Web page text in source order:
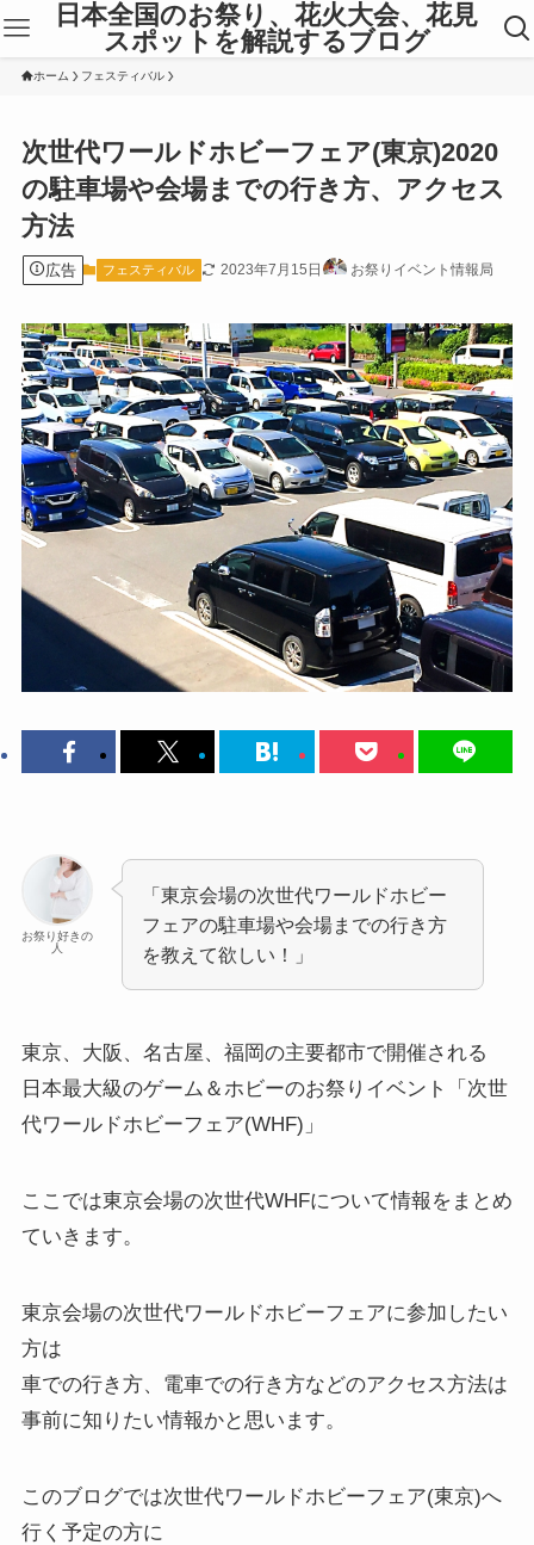
日本全国のお祭り、花火大会、花見
スポットを解説するブログ
ホーム フェスティバル
次世代ワールドホビーフェア(東京)2020
の駐車場や会場までの行き方、アクセス
方法
広告 フェスティバル 2023年7月15日 お祭りイベント情報局
お祭り好きの
人
「東京会場の次世代ワールドホビー
フェアの駐車場や会場までの行き方
を教えて欲しい！」
東京、大阪、名古屋、福岡の主要都市で開催される
日本最大級のゲーム＆ホビーのお祭りイベント
「次世
代ワールドホビーフェア(WHF)」
ここでは東京会場の次世代WHFについて情報をまとめ
ていきます。
東京会場の次世代ワールドホビーフェアに参加したい
方は
車での行き方、電車での行き方などのアクセス方法は
事前に知りたい情報かと思います。
このブログでは次世代ワールドホビーフェア(東京)へ
行く予定の方に